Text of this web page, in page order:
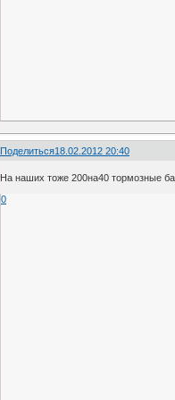
Поделиться18.02.2012 20:40
На наших тоже 200на40 тормозные
0